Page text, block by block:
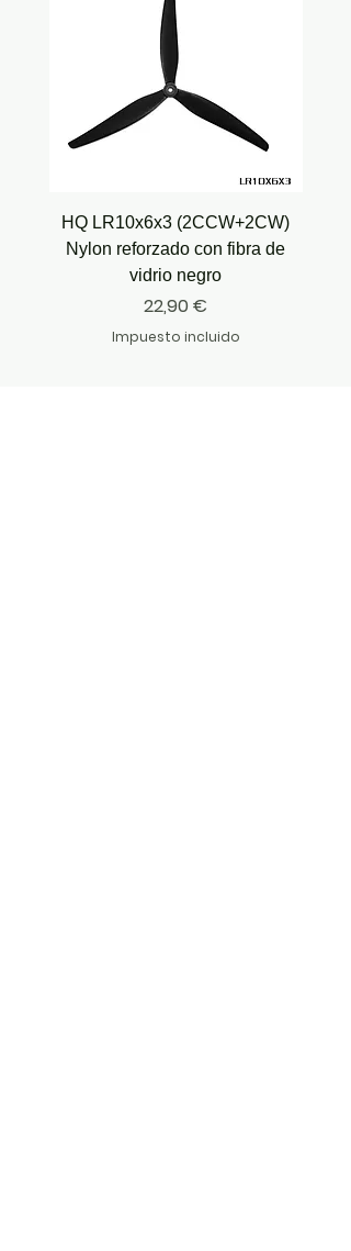
HQ LR10x6x3 (2CCW+2CW)
Nylon reforzado con fibra de
vidrio negro
Precio
22,90 €
Impuesto incluido